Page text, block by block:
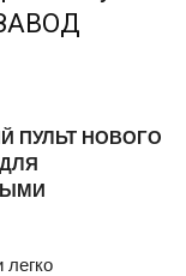
ПУЛЬТ НОВОГО